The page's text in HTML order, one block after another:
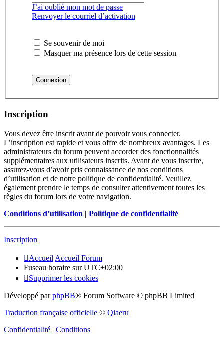
J’ai oublié mon mot de passe
Renvoyer le courriel d’activation
Se souvenir de moi
Masquer ma présence lors de cette session
Inscription
Vous devez être inscrit avant de pouvoir vous connecter.
L’inscription est rapide et vous offre de nombreux avantages. Les
administrateurs du forum peuvent accorder des fonctionnalités
supplémentaires aux utilisateurs inscrits. Avant de vous inscrire,
assurez-vous d’avoir pris connaissance de nos conditions
d’utilisation et de notre politique de confidentialité. Veuillez
également prendre le temps de consulter attentivement toutes les
règles du forum lors de votre navigation.
Conditions d’utilisation | Politique de confidentialité
Inscription
Accueil Accueil Forum
Fuseau horaire surUTC+02:00
Supprimer les cookies
Développé parphpBB® Forum Software © phpBB Limited
Traduction française officielle © Qiaeru
Confidentialité | Conditions